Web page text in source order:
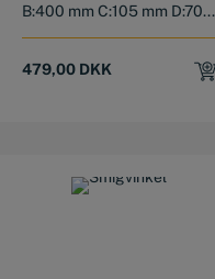
B:400 mm C:105 mm D:70...
479,00 DKK